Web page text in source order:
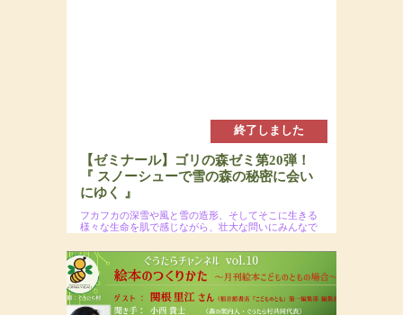
終了しました
【ゼミナール】ゴリの森ゼミ第20弾！
『 スノーシューで雪の森の秘密に会い
にゆく 』
フカフカの深雪や風と雪の造形、そしてそこに生きる
様々な生命を肌で感じながら、壮大な問いにみんなで
2025年2月16日(日)
場所：
参加費：参加費：15,000円（若者応援プロジェク
トにつき20代割引あるよ）・定員7名